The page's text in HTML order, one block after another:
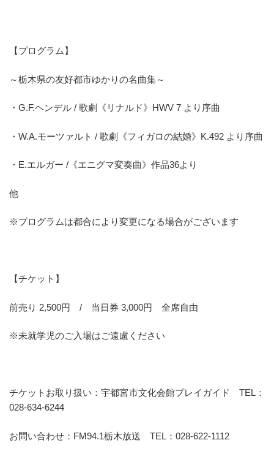
【プログラム】
～栃木県の友好都市ゆかりの名曲集～
・G.F.ヘンデル / 歌劇《リナルド》HWV 7 より序曲
・W.A.モーツァルト / 歌劇《フィガロの結婚》K.492 より序曲
・E.エルガー /《エニグマ変奏曲》作品36より
他
※プログラムは都合により変更になる場合がございます
【チケット】
前売り 2,500円 / 当日券 3,000円 全席自由
※未就学児のご入場はご遠慮ください
チケットお取り扱い：宇都宮市文化会館プレイガイド TEL：
028-634-6244
お問い合わせ：FM94.1栃木放送 TEL：028-622-1112